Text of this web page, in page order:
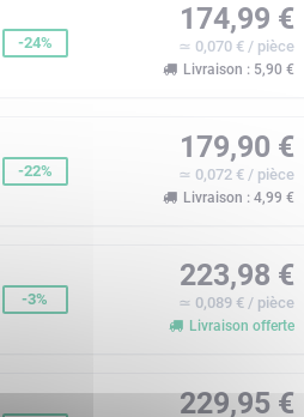
-24%
174,99 €
≃ 0,070 € / pièce
Livraison : 5,90 €
-22%
179,90 €
≃ 0,072 € / pièce
Livraison : 4,99 €
-3%
223,98 €
≃ 0,089 € / pièce
Livraison offerte
229,95 €